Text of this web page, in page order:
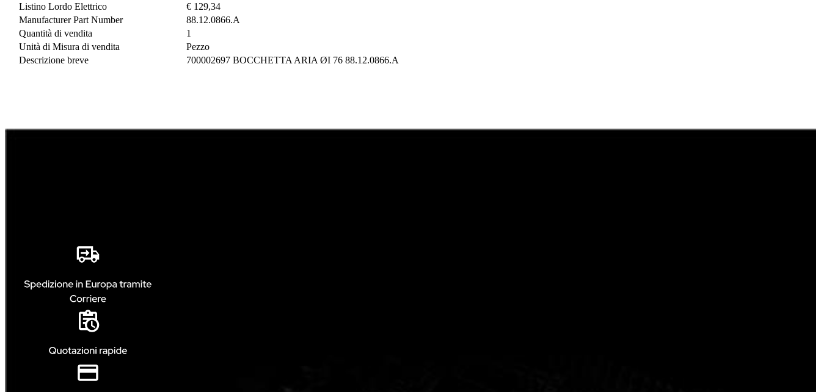
Listino Lordo Elettrico
€ 129,34
Manufacturer Part Number
88.12.0866.A
Quantità di vendita
1
Unità di Misura di vendita
Pezzo
Descrizione breve
700002697 BOCCHETTA ARIA ØI 76 88.12.0866.A